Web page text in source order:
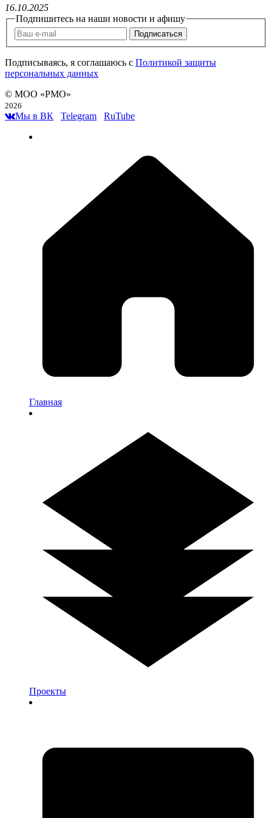
16.10.2025
Подпишитесь на наши новости и афишу
Подписаться
Подписываясь, я соглашаюсь c Политикой защиты
персональных данных
© МОО «РМО»
2026
Мы в ВК Telegram RuTube
Главная
Проекты